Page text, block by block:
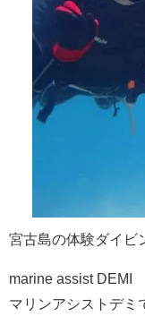
宮古島の体験ダイビ
marine assist DEMI
マリンアシストデミ